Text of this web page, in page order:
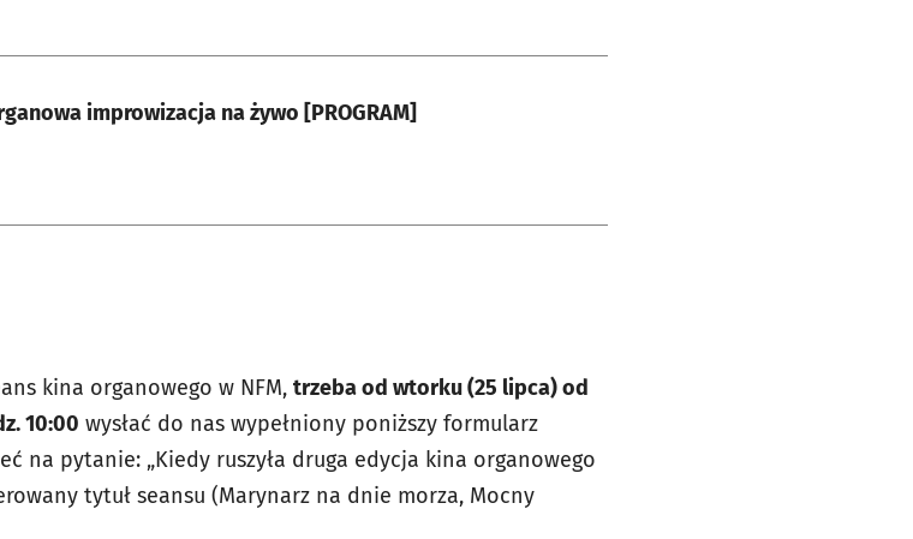
improwizacja na żywo [PROGRAM]
kina organowego w NFM, trzeba od wtorku (25 lipca) od
10:00 wysłać do nas wypełniony poniższy formularz
na pytanie: „Kiedy ruszyła druga edycja kina organowego
tytuł seansu (Marynarz na dnie morza, Mocny